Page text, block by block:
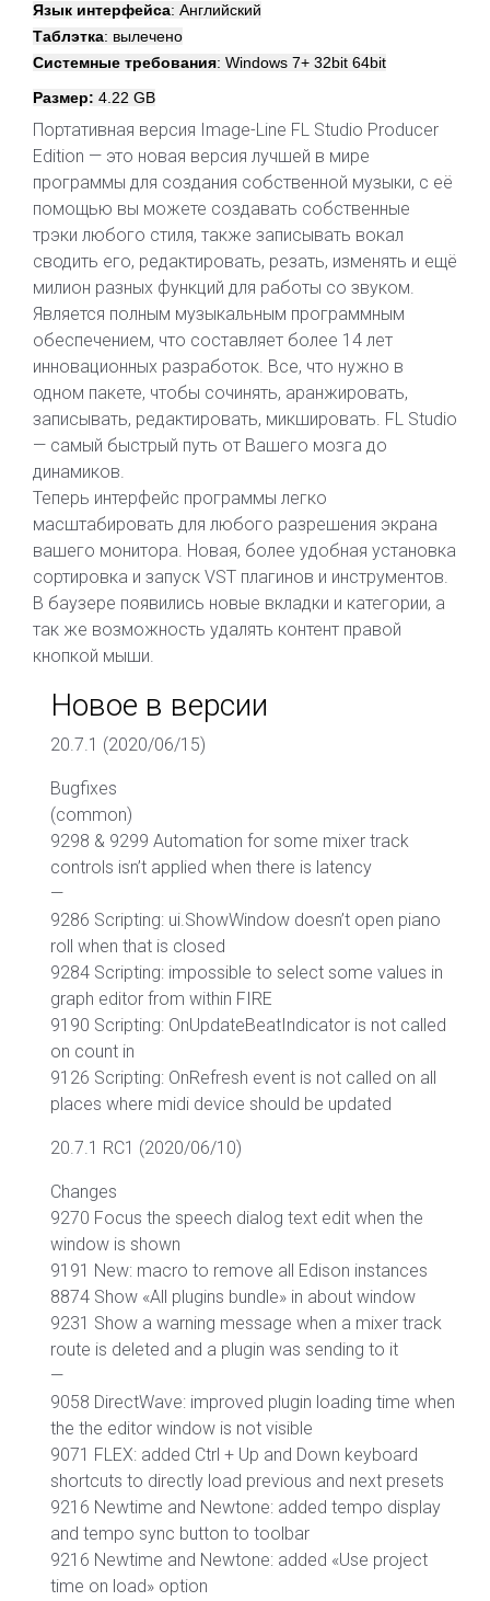
Язык интерфейса: Английский
Таблэтка: вылечено
Системные требования: Windows 7+ 32bit 64bit
Размер: 4.22 GB
Портативная версия Image-Line FL Studio Producer
Edition — это новая версия лучшей в мире
программы для создания собственной музыки, с её
помощью вы можете создавать собственные
трэки любого стиля, также записывать вокал
сводить его, редактировать, резать, изменять и ещё
милион разных функций для работы со звуком.
Является полным музыкальным программным
обеспечением, что составляет более 14 лет
инновационных разработок. Все, что нужно в
одном пакете, чтобы сочинять, аранжировать,
записывать, редактировать, микшировать. FL Studio
— самый быстрый путь от Вашего мозга до
динамиков.
Теперь интерфейс программы легко
масштабировать для любого разрешения экрана
вашего монитора. Новая, более удобная установка
сортировка и запуск VST плагинов и инструментов.
В баузере появились новые вкладки и категории, а
так же возможность удалять контент правой
кнопкой мыши.
Новое в версии
20.7.1 (2020/06/15)
Bugfixes
(common)
9298 & 9299 Automation for some mixer track
controls isn’t applied when there is latency
—
9286 Scripting: ui.ShowWindow doesn’t open piano
roll when that is closed
9284 Scripting: impossible to select some values in
graph editor from within FIRE
9190 Scripting: OnUpdateBeatIndicator is not called
on count in
9126 Scripting: OnRefresh event is not called on all
places where midi device should be updated
20.7.1 RC1 (2020/06/10)
Changes
9270 Focus the speech dialog text edit when the
window is shown
9191 New: macro to remove all Edison instances
8874 Show «All plugins bundle» in about window
9231 Show a warning message when a mixer track
route is deleted and a plugin was sending to it
—
9058 DirectWave: improved plugin loading time when
the the editor window is not visible
9071 FLEX: added Ctrl + Up and Down keyboard
shortcuts to directly load previous and next presets
9216 Newtime and Newtone: added tempo display
and tempo sync button to toolbar
9216 Newtime and Newtone: added «Use project
time on load» option